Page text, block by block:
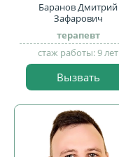
Баранов Дмитрий
Зафарович
терапевт
стаж работы: 9 лет
Вызвать